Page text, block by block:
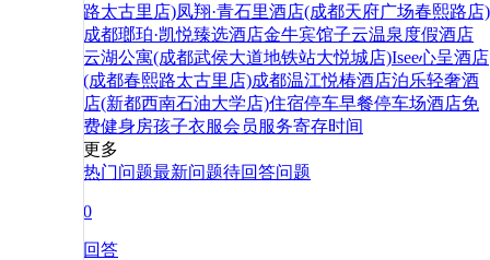
路太古里店)凤翔·青石里酒店(成都天府广场春熙路店)
成都瑯珀·凯悦臻选酒店金牛宾馆子云温泉度假酒店
云湖公寓(成都武侯大道地铁站大悦城店)Isee心呈酒店
(成都春熙路太古里店)成都温江悦椿酒店泊乐轻奢酒
店(新都西南石油大学店)住宿停车早餐停车场酒店免
费健身房孩子衣服会员服务寄存时间
更多
热门问题最新问题待回答问题
0
回答